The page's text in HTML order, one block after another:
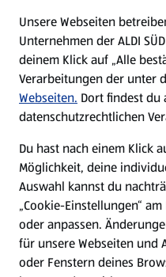
Nachhaltigkeit
Karriere
Presse
Hilfe & Kontakt
(öffnet in einem neuen Tab)
Unternehmen
Unsere Webseiten
Unternehmen der ALDI
deinem Klick auf „Alle
Verarbeitungen der unter
Webseiten. Dort findest
datenschutzrechtlichen
Du hast nach einem Klick
Möglichkeit, deine
Auswahl kannst du
„Cookie-Einstellungen“
oder anpassen.
für unsere Webseiten und
oder Fenstern deines